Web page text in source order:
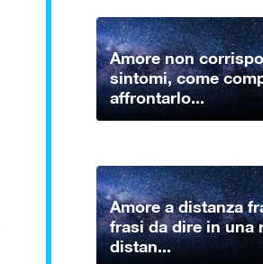
Amore non
sintomi, come
affrontarlo...
Amore a distanza
frasi da dire in una
distan...